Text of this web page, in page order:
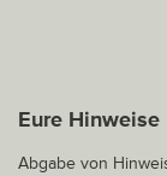
Eure Hinweise
Abgabe von